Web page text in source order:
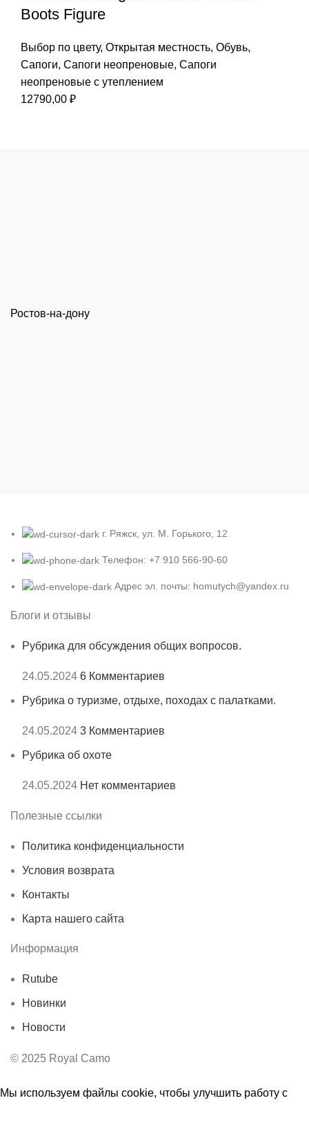
Boots Figure
Выбор по цвету, Открытая местность, Обувь,
Сапоги, Сапоги неопреновые, Сапоги
неопреновые с утеплением
12790,00 ₽
Ростов-на-дону
г. Ряжск, ул. М. Горького, 12
Телефон: +7 910 566-90-60
Адрес эл. почты: homutych@yandex.ru
Блоги и отзывы
Рубрика для обсуждения общих вопросов.
24.05.2024 6 Комментариев
Рубрика о туризме, отдыхе, походах с палатками.
24.05.2024 3 Комментариев
Рубрика об охоте
24.05.2024 Нет комментариев
Полезные ссылки
Политика конфиденциальности
Условия возврата
Контакты
Карта нашего сайта
Информация
Rutube
Новинки
Новости
© 2025 Royal Camo
Мы используем файлы cookie, чтобы улучшить работу с